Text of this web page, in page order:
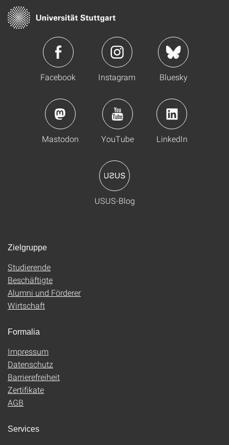
Facebook Instagram Bluesky
Mastodon YouTube LinkedIn
USUS-Blog
Zielgruppe
Studierende
Beschäftigte
Alumni und Förderer
Wirtschaft
Formalia
Impressum
Datenschutz
Barrierefreiheit
Zertifikate
AGB
Services